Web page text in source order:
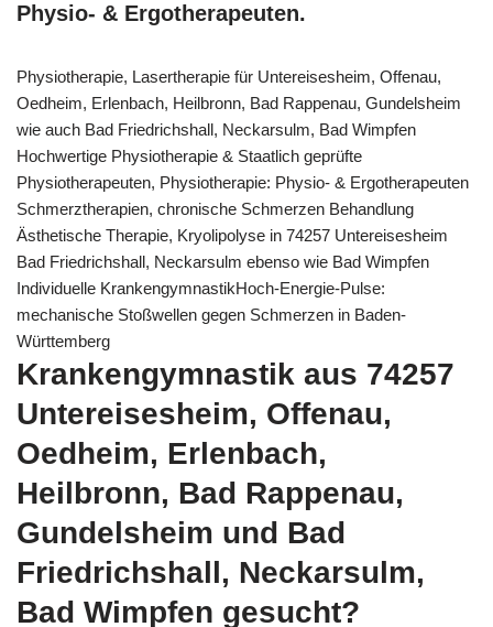
Physio- & Ergotherapeuten.
Physiotherapie, Lasertherapie für Untereisesheim, Offenau,
Oedheim, Erlenbach, Heilbronn, Bad Rappenau, Gundelsheim
wie auch Bad Friedrichshall, Neckarsulm, Bad Wimpfen
Hochwertige Physiotherapie & Staatlich geprüfte
Physiotherapeuten, Physiotherapie: Physio- & Ergotherapeuten
Schmerztherapien, chronische Schmerzen Behandlung
Ästhetische Therapie, Kryolipolyse in 74257 Untereisesheim
Bad Friedrichshall, Neckarsulm ebenso wie Bad Wimpfen
Individuelle KrankengymnastikHoch-Energie-Pulse:
mechanische Stoßwellen gegen Schmerzen in Baden-
Württemberg
Krankengymnastik aus 74257
Untereisesheim, Offenau,
Oedheim, Erlenbach,
Heilbronn, Bad Rappenau,
Gundelsheim und Bad
Friedrichshall, Neckarsulm,
Bad Wimpfen gesucht?